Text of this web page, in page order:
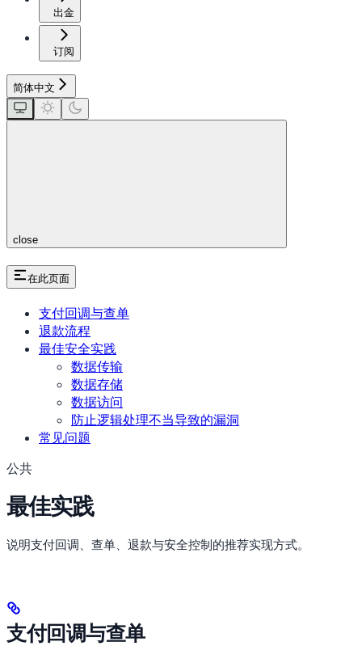
出金
订阅
简体中文
close
在此页面
支付回调与查单
退款流程
最佳安全实践
数据传输
数据存储
数据访问
防止逻辑处理不当导致的漏洞
常见问题
公共
最佳实践
说明支付回调、查单、退款与安全控制的推荐实现方式。
支付回调与查单